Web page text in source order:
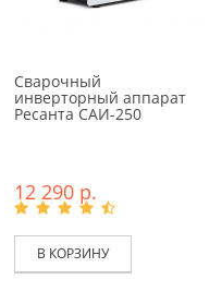
Сварочный
инверторный аппарат
Ресанта САИ-250
12 290 р.
В КОРЗИНУ